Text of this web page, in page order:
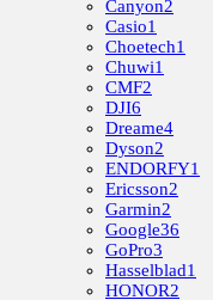
Canyon2
Casio1
Choetech1
Chuwi1
CMF2
DJI6
Dreame4
Dyson2
ENDORFY1
Ericsson2
Garmin2
Google36
GoPro3
Hasselblad1
HONOR2